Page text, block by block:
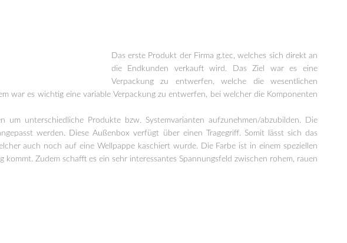
Das erste Produkt der Firma g.tec, welches sich direkt an
die Endkunden verkauft wird. Das Ziel war es eine
Verpackung zu entwerfen, welche die wesentlichen
war es wichtig eine variable Verpackung zu entwerfen, bei welcher die Komponenten
unterschiedliche Produkte bzw. Systemvarianten aufzunehmen/abzubilden. Die
werden. Diese Außenbox verfügt über einen Tragegriff. Somit lässt sich das
auch noch auf eine Wellpappe kaschiert wurde. Die Farbe ist in einem speziellen
Zudem schafft es ein sehr interessantes Spannungsfeld zwischen rohem, rauen